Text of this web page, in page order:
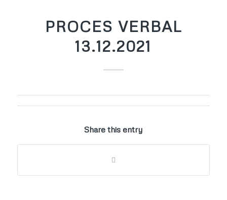
PROCES VERBAL
13.12.2021
Share this entry